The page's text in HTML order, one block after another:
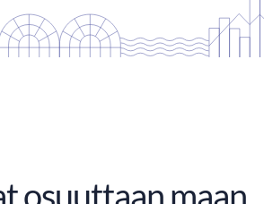
osuuttaan maan